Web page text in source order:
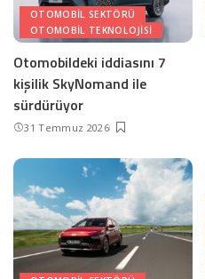
OTOMOBIL SEKTÖRÜ
OTOMOBIL TEKNOLOJISI
Otomobildeki iddiasını 7
kişilik SkyNomand ile
sürdürüyor
31 Temmuz 2026